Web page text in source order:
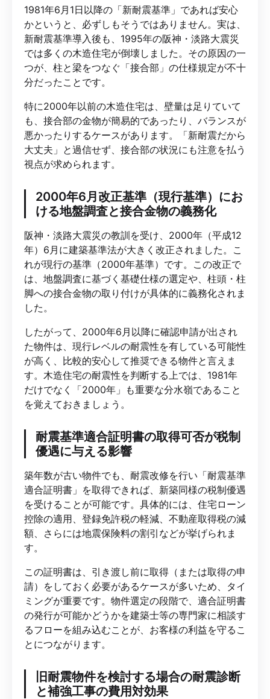
1981年6月1日以降の「新耐震基準」であれば安心
かというと、必ずしもそうではありません。実は、
新耐震基準導入後も、1995年の阪神・淡路大震災
では多くの木造住宅が倒壊しました。その原因の一
つが、柱と梁をつなぐ「接合部」の仕様規定が不十
分だったことです。
特に2000年以前の木造住宅は、壁量は足りていて
も、接合部の金物が簡易的であったり、バランスが
悪かったりするケースがあります。「新耐震だから
大丈夫」と過信せず、接合部の状況にも注意を払う
視点が求められます。
2000年6月改正基準（現行基準）にお
ける地盤調査と接合金物の義務化
阪神・淡路大震災の教訓を受け、2000年（平成12
年）6月に建築基準法が大きく改正されました。こ
れが現行の基準（2000年基準）です。この改正で
は、地盤調査に基づく基礎仕様の選定や、柱頭・柱
脚への接合金物の取り付けが具体的に義務化されま
した。
したがって、2000年6月以降に確認申請が出され
た物件は、現行レベルの耐震性を有している可能性
が高く、比較的安心して推奨できる物件と言えま
す。木造住宅の耐震性を判断する上では、1981年
だけでなく「2000年」も重要な分水嶺であること
を覚えておきましょう。
耐震基準適合証明書の取得可否が税制
優遇に与える影響
築年数が古い物件でも、耐震改修を行い「耐震基準
適合証明書」を取得できれば、新築同様の税制優遇
を受けることが可能です。具体的には、住宅ローン
控除の適用、登録免許税の軽減、不動産取得税の減
額、さらには地震保険料の割引などが挙げられま
す。
この証明書は、引き渡し前に取得（または取得の申
請）をしておく必要があるケースが多いため、タイ
ミングが重要です。物件選定の段階で、適合証明書
の発行が可能かどうかを建築士等の専門家に相談す
るフローを組み込むことが、お客様の利益を守るこ
とにつながります。
旧耐震物件を検討する場合の耐震診断
と補強工事の費用対効果